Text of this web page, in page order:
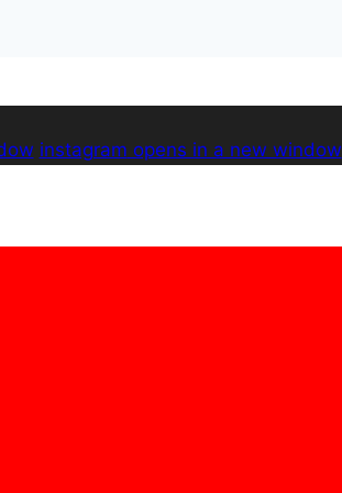
instagram opens in a new window